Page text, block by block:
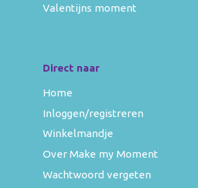
Valentijns moment
Direct naar
Home
Inloggen/registreren
Winkelmandje
Over Make my Moment
Wachtwoord vergeten